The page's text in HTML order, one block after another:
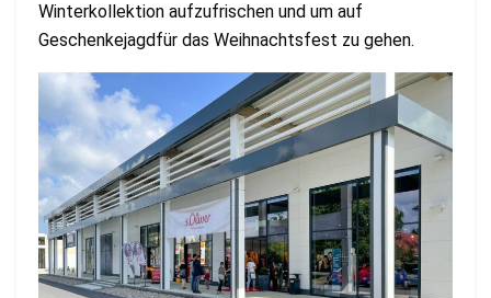
Winterkollektion aufzufrischen und um auf
Geschenkejagdfür das Weihnachtsfest zu gehen.